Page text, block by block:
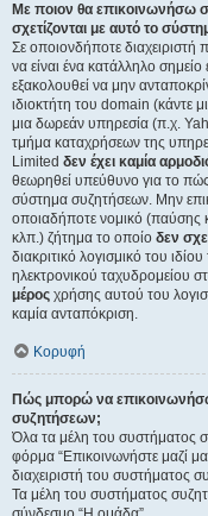
Με ποιον θα επικοινωνήσω
σχετίζονται με αυτό το
Σε οποιονδήποτε
να είναι ένα κατάλληλο
εξακολουθεί να μην
ιδιοκτήτη του domain (κάντε
μια δωρεάν υπηρεσία (π.χ.
τμήμα καταχρήσεων της
Limited δεν έχει καμία
θεωρηθεί υπεύθυνο για το
σύστημα συζητήσεων. Μην
οποιαδήποτε νομικό (παύσης
κλπ.) ζήτημα το οποίο δεν
διακριτικό λογισμικό του
ηλεκτρονικού ταχυδρομείου
μέρος χρήσης αυτού του
καμία ανταπόκριση.
Κορυφή
Πώς μπορώ να επικοινωνήσω
συζητήσεων;
Όλα τα μέλη του συστήματος
φόρμα “Επικοινωνήστε μαζί
διαχειριστή του συστήματος
Τα μέλη του συστήματος